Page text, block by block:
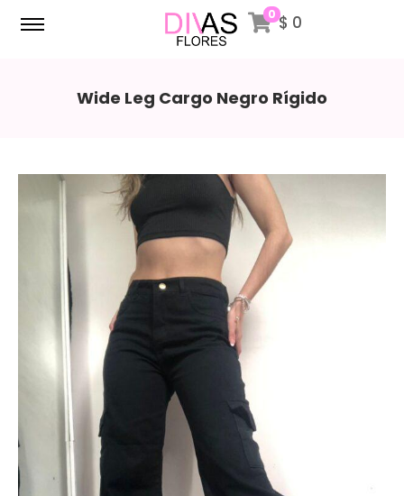
0 $ 0
Wide Leg Cargo Negro Rígido